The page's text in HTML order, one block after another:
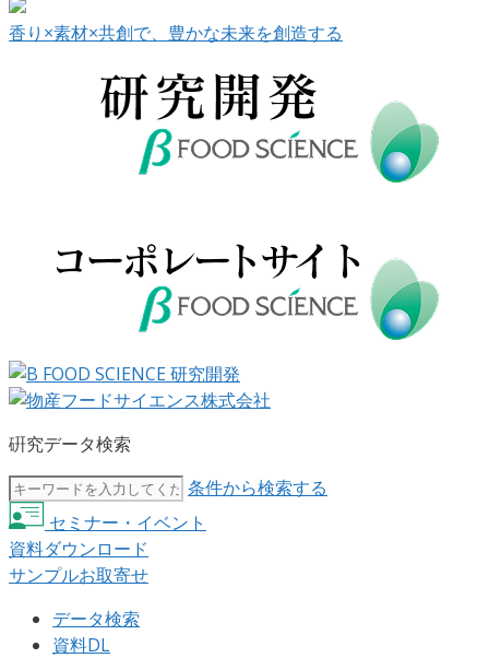
香り×素材×共創で、豊かな未来を創造する
硏究データ検索
条件から検索する
セミナー・イベント
資料ダウンロード
サンプルお取寄せ
データ検索
資料DL